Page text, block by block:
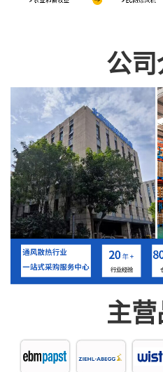
公司
主